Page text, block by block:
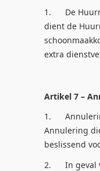
1. De
dient de
extra
Artikel 7 –
1.
Annulering
beslissend
2. In geval